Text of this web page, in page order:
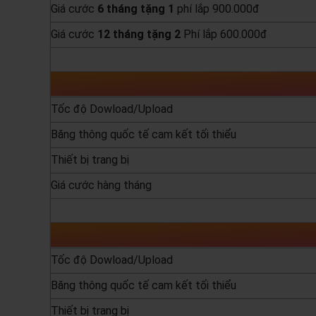
Giá cước 6 tháng tặng 1 phí lắp 900.000đ
Giá cước 12 tháng tặng 2 Phí lắp 600.000đ
Tốc độ Dowload/Upload
Băng thông quốc tế cam kết tối thiểu
Thiết bị trang bị
Giá cước hàng tháng
Tốc độ Dowload/Upload
Băng thông quốc tế cam kết tối thiểu
Thiết bị trang bị